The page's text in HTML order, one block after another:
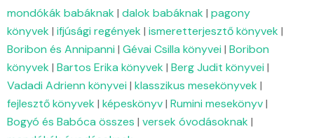
mondókák babáknak | dalok babáknak | pagony
könyvek | ifjúsági regények | ismeretterjesztő könyvek |
Boribon és Annipanni | Gévai Csilla könyvei | Boribon
könyvek | Bartos Erika könyvek | Berg Judit könyvei |
Vadadi Adrienn könyvei | klasszikus mesekönyvek |
fejlesztő könyvek | képeskönyv| Rumini mesekönyv|
Bogyó és Babóca összes | versek óvodásoknak |